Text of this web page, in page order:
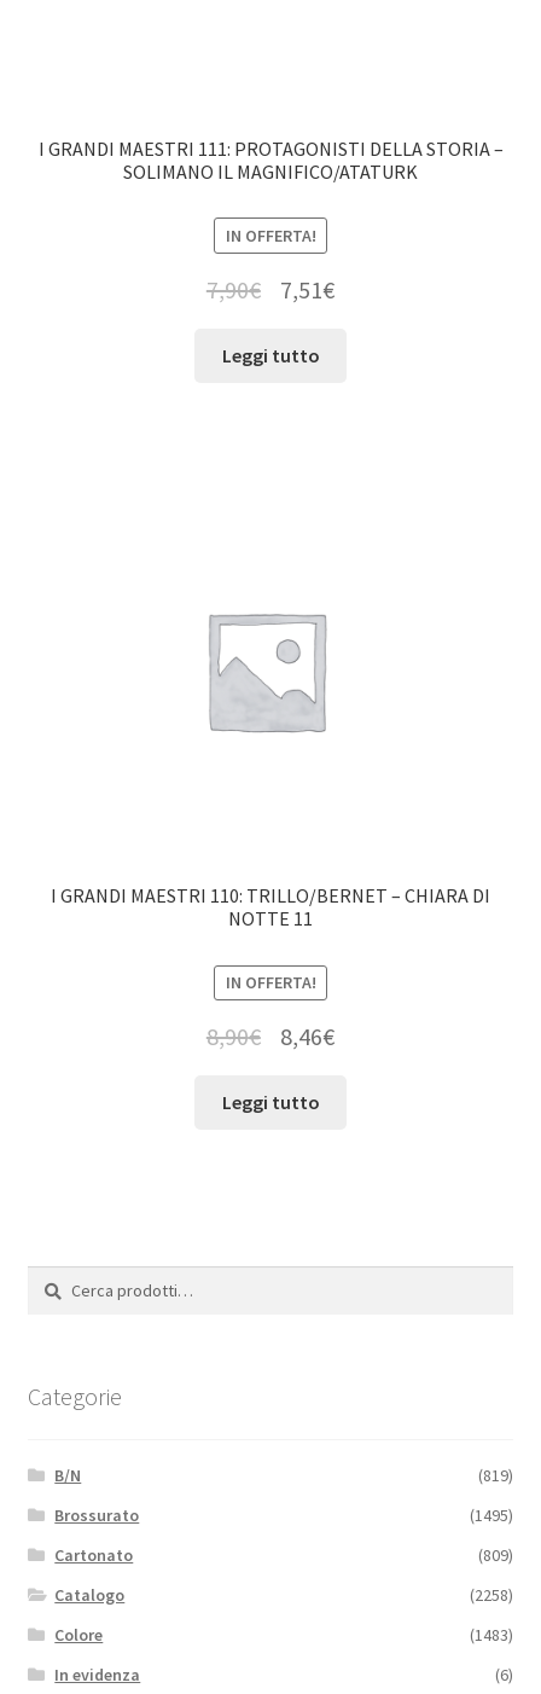
I GRANDI MAESTRI 111: PROTAGONISTI DELLA STORIA –
SOLIMANO IL MAGNIFICO/ATATURK
IN OFFERTA!
7,90€ 7,51€
Leggi tutto
I GRANDI MAESTRI 110: TRILLO/BERNET – CHIARA DI
NOTTE 11
IN OFFERTA!
8,90€ 8,46€
Leggi tutto
Cerca:
Cerca
Categorie
B/N
(819)
Brossurato
(1495)
Cartonato
(809)
Catalogo
(2258)
Colore
(1483)
In evidenza
(6)